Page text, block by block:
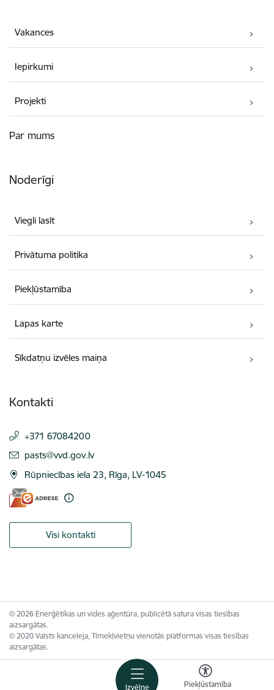
Izvēlne Piekļūstamība
Vakances
Iepirkumi
Projekti
Par mums
Noderīgi
Viegli lasīt
Privātuma politika
Piekļūstamība
Lapas karte
Sīkdatņu izvēles maiņa
Kontakti
+371 67084200
E-pasts:
pasts@vvd.gov.lv
Rūpniecības iela 23, Rīga, LV-1045
Visi kontakti
© 2026 Enerģētikas un vides aģentūra, publicētā satura visas tiesības
aizsargātas.
© 2020 Valsts kanceleja, Tīmekļvietņu vienotās platformas visas tiesības
aizsargātas.